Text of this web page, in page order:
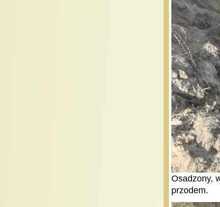
Osadzony,
przodem.